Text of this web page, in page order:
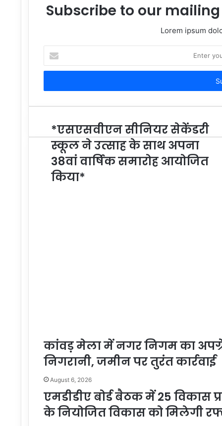
Subscribe to our
Lorem ipsum
Enter
your
Email
*एसएसवीएन सीनियर सेकेंडरी
स्कूल ने उत्साह के साथ अपना
38वां वार्षिक समारोह आयोजित
किया*
कांवड़ मेला में नगर निगम का
निगरानी, जमीन पर तुरंत कार्रवाई
August 6, 2026
एमडीडीए बोर्ड बैठक में 25 विकास
के नियोजित विकास को मिलेगी